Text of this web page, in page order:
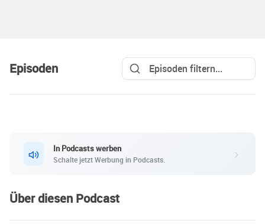
Episoden
In Podcasts werben
Schalte jetzt Werbung in Podcasts.
Über diesen Podcast